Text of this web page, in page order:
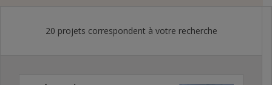
20 projets correspondent à votre recherche